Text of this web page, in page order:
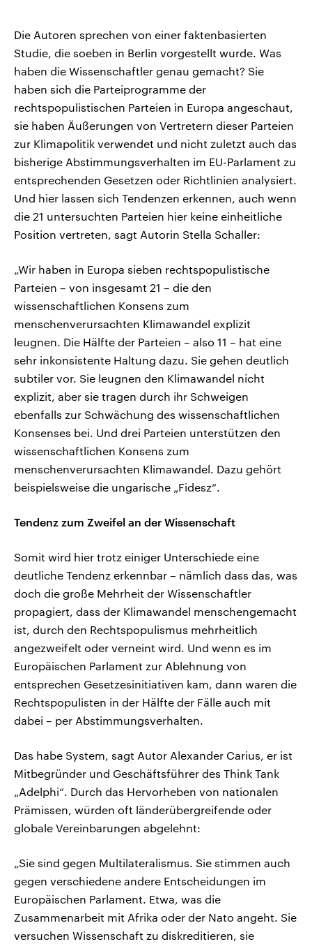
Die Autoren sprechen von einer faktenbasierten
Studie, die soeben in Berlin vorgestellt wurde. Was
haben die Wissenschaftler genau gemacht? Sie
haben sich die Parteiprogramme der
rechtspopulistischen Parteien in Europa angeschaut,
sie haben Äußerungen von Vertretern dieser Parteien
zur Klimapolitik verwendet und nicht zuletzt auch das
bisherige Abstimmungsverhalten im EU-Parlament zu
entsprechenden Gesetzen oder Richtlinien analysiert.
Und hier lassen sich Tendenzen erkennen, auch wenn
die 21 untersuchten Parteien hier keine einheitliche
Position vertreten, sagt Autorin Stella Schaller:
„Wir haben in Europa sieben rechtspopulistische
Parteien – von insgesamt 21 – die den
wissenschaftlichen Konsens zum
menschenverursachten Klimawandel explizit
leugnen. Die Hälfte der Parteien – also 11 – hat eine
sehr inkonsistente Haltung dazu. Sie gehen deutlich
subtiler vor. Sie leugnen den Klimawandel nicht
explizit, aber sie tragen durch ihr Schweigen
ebenfalls zur Schwächung des wissenschaftlichen
Konsenses bei. Und drei Parteien unterstützen den
wissenschaftlichen Konsens zum
menschenverursachten Klimawandel. Dazu gehört
beispielsweise die ungarische „Fidesz“.
Tendenz zum Zweifel an der Wissenschaft
Somit wird hier trotz einiger Unterschiede eine
deutliche Tendenz erkennbar – nämlich dass das, was
doch die große Mehrheit der Wissenschaftler
propagiert, dass der Klimawandel menschengemacht
ist, durch den Rechtspopulismus mehrheitlich
angezweifelt oder verneint wird. Und wenn es im
Europäischen Parlament zur Ablehnung von
entsprechen Gesetzesinitiativen kam, dann waren die
Rechtspopulisten in der Hälfte der Fälle auch mit
dabei – per Abstimmungsverhalten.
Das habe System, sagt Autor Alexander Carius, er ist
Mitbegründer und Geschäftsführer des Think Tank
„Adelphi“. Durch das Hervorheben von nationalen
Prämissen, würden oft länderübergreifende oder
globale Vereinbarungen abgelehnt:
„Sie sind gegen Multilateralismus. Sie stimmen auch
gegen verschiedene andere Entscheidungen im
Europäischen Parlament. Etwa, was die
Zusammenarbeit mit Afrika oder der Nato angeht. Sie
versuchen Wissenschaft zu diskreditieren, sie